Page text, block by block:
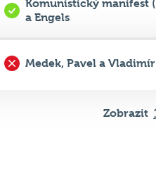
Medek, Pavel a Vladimír
Zobrazit